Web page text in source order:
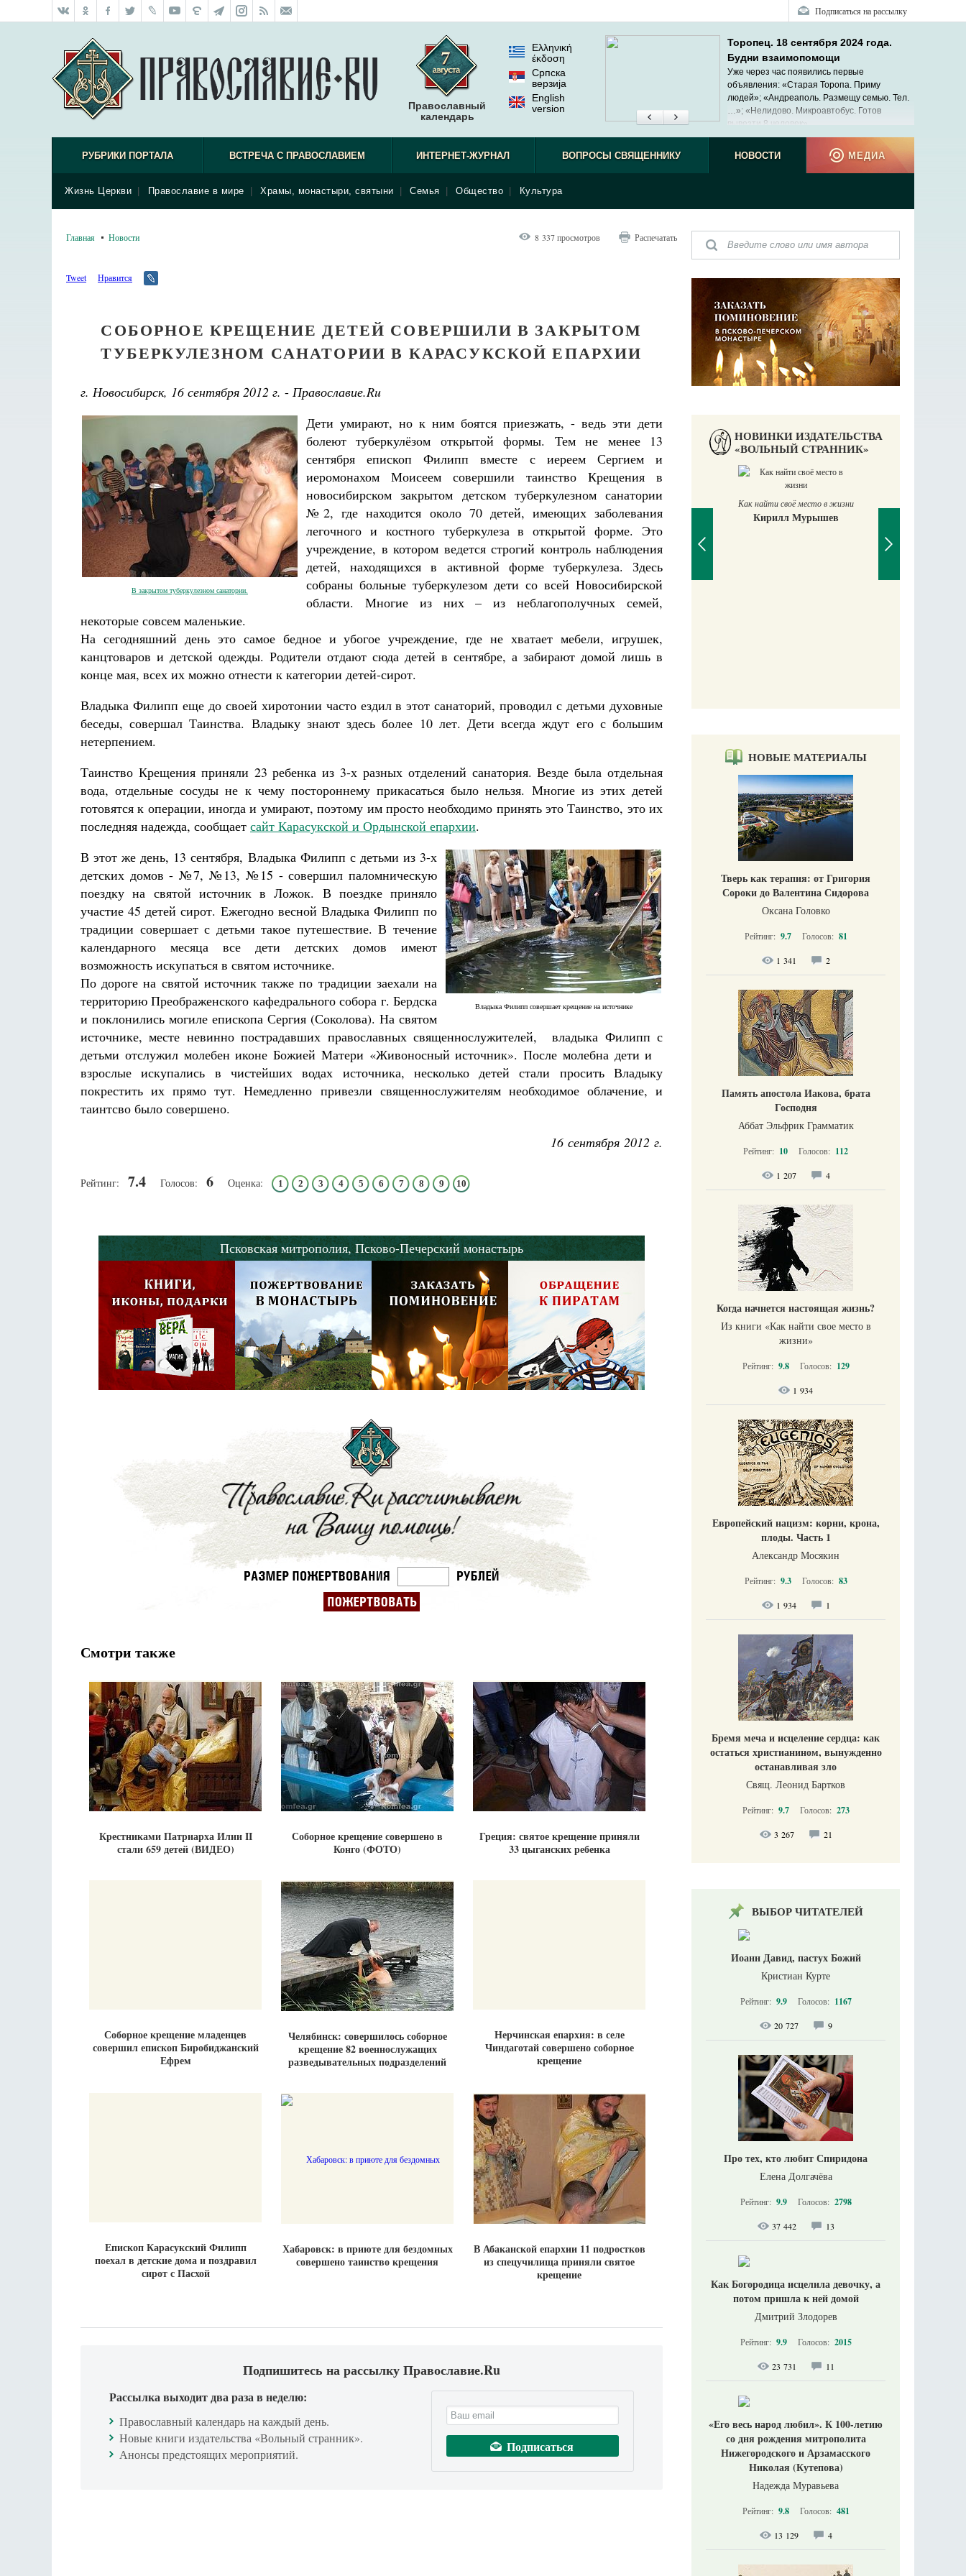
Подписаться на рассылку
Православный
календарь
Ελληνική
έκδοση
Српска
верзиjа
English
version
Торопец. 18 сентября 2024 года.
Будни взаимопомощи
Уже через час появились первые
объявления: «Старая Торопа. Приму
людей»; «Андреаполь. Размещу семью. Тел.
…»; «Нелидово. Микроавтобус. Готов
вывезти 8 человек»...
РУБРИКИ ПОРТАЛА ВСТРЕЧА С ПРАВОСЛАВИЕМ ИНТЕРНЕТ-ЖУРНАЛ ВОПРОСЫ СВЯЩЕННИКУ НОВОСТИ
Жизнь Церкви Православие в мире Храмы, монастыри, святыни Семья Общество Культура
МЕДИА
Главная Новости 8 337 просмотров Распечатать
Tweet Нравится
СОБОРНОЕ КРЕЩЕНИЕ ДЕТЕЙ СОВЕРШИЛИ В ЗАКРЫТОМ
ТУБЕРКУЛЕЗНОМ САНАТОРИИ В КАРАСУКСКОЙ ЕПАРХИИ
г. Новосибирск, 16 сентября 2012 г. - Православие.Ru
В закрытом туберкулезном санатории.
Дети умирают, но к ним боятся приезжать, - ведь эти дети
болеют туберкулёзом открытой формы. Тем не менее 13
сентября епископ Филипп вместе с иереем Сергием и
иеромонахом Моисеем совершили таинство Крещения в
новосибирском закрытом детском туберкулезном санатории
№2, где находится около 70 детей, имеющих заболевания
легочного и костного туберкулеза в открытой форме. Это
учреждение, в котором ведется строгий контроль наблюдения
детей, находящихся в активной форме туберкулеза. Здесь
собраны больные туберкулезом дети со всей Новосибирской
области. Многие из них – из неблагополучных семей,
некоторые совсем маленькие.
На сегодняшний день это самое бедное и убогое учреждение, где не хватает мебели, игрушек,
канцтоваров и детской одежды. Родители отдают сюда детей в сентябре, а забирают домой лишь в
конце мая, всех их можно отнести к категории детей-сирот.
Владыка Филипп еще до своей хиротонии часто ездил в этот санаторий, проводил с детьми духовные
беседы, совершал Таинства. Владыку знают здесь более 10 лет. Дети всегда ждут его с большим
нетерпением.
Таинство Крещения приняли 23 ребенка из 3-х разных отделений санатория. Везде была отдельная
вода, отдельные сосуды не к чему постороннему прикасаться было нельзя. Многие из этих детей
готовятся к операции, иногда и умирают, поэтому им просто необходимо принять это Таинство, это их
последняя надежда, сообщает сайт Карасукской и Ордынской епархии.
Владыка Филипп совершает крещение на источнике
В этот же день, 13 сентября, Владыка Филипп с детьми из 3-х
детских домов - №7, №13, №15 - совершил паломническую
поездку на святой источник в Ложок. В поездке приняло
участие 45 детей сирот. Ежегодно весной Владыка Филипп по
традиции совершает с детьми такое путешествие. В течение
календарного месяца все дети детских домов имеют
возможность искупаться в святом источнике.
По дороге на святой источник также по традиции заехали на
территорию Преображенского кафедрального собора г. Бердска
и поклонились могиле епископа Сергия (Соколова). На святом
источнике, месте невинно пострадавших православных священнослужителей, владыка Филипп с
детьми отслужил молебен иконе Божией Матери «Живоносный источник». После молебна дети и
взрослые искупались в чистейших водах источника, несколько детей стали просить Владыку
покрестить их прямо тут. Немедленно привезли священнослужителям необходимое облачение, и
таинтсво было совершено.
16 сентября 2012 г.
Рейтинг: 7.4 Голосов: 6 Оценка: 1 2 3 4 5 6 7 8 9 10
Псковская митрополия, Псково-Печерский монастырь
Смотри также
Крестниками Патриарха Илии II
стали 659 детей (ВИДЕО)
Соборное крещение совершено в
Конго (ФОТО)
Греция: святое крещение приняли
33 цыганских ребенка
Соборное крещение младенцев
совершил епископ Биробиджанский
Ефрем
Челябинск: совершилось соборное
крещение 82 военнослужащих
разведывательных подразделений
Нерчинская епархия: в селе
Чиндаготай совершено соборное
крещение
Епископ Карасукский Филипп
поехал в детские дома и поздравил
сирот с Пасхой
Хабаровск: в приюте для бездомных
совершено таинство крещения
В Абаканской епархии 11 подростков
из спецучилища приняли святое
крещение
Подпишитесь на рассылку Православие.Ru
Рассылка выходит два раза в неделю:
Православный календарь на каждый день.
Новые книги издательства «Вольный странник».
Анонсы предстоящих мероприятий.
НОВИНКИ ИЗДАТЕЛЬСТВА
«ВОЛЬНЫЙ СТРАННИК»
Как найти своё место в жизни
Кирилл Мурышев
НОВЫЕ МАТЕРИАЛЫ
Тверь как терапия: от Григория
Сороки до Валентина Сидорова
Оксана Головко
Рейтинг: 9.7 Голосов: 81
1 341 2
Память апостола Иакова, брата
Господня
Аббат Эльфрик Грамматик
Рейтинг: 10 Голосов: 112
1 207 4
Когда начнется настоящая жизнь?
Из книги «Как найти свое место в
жизни​»
Рейтинг: 9.8 Голосов: 129
1 934
Европейский нацизм: корни, крона,
плоды. Часть 1
Александр Мосякин
Рейтинг: 9.3 Голосов: 83
1 934 1
Бремя меча и исцеление сердца: как
остаться христианином, вынужденно
останавливая зло
Свящ. Леонид Бартков
Рейтинг: 9.7 Голосов: 273
3 267 21
ВЫБОР ЧИТАТЕЛЕЙ
Иоанн Давид, пастух Божий
Кристиан Курте
Рейтинг: 9.9 Голосов: 1167
20 727 9
Про тех, кто любит Спиридона
Елена Долгачёва
Рейтинг: 9.9 Голосов: 2798
37 442 13
Как Богородица исцелила девочку, а
потом пришла к ней домой
Дмитрий Злодорев
Рейтинг: 9.9 Голосов: 2015
23 731 11
«Его весь народ любил». К 100-летию
со дня рождения митрополита
Нижегородского и Арзамасского
Николая (Кутепова)
Надежда Муравьева
Рейтинг: 9.8 Голосов: 481
13 129 4